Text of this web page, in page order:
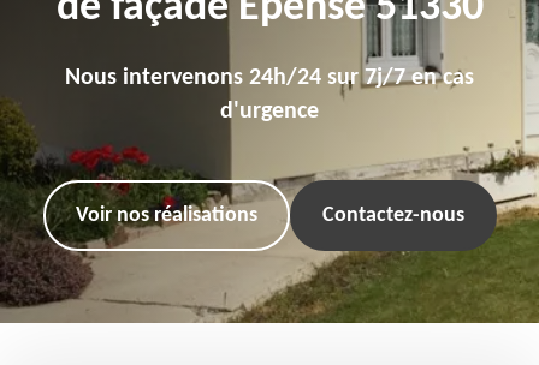
Nous intervenons 24h/24 sur 7j/7 en cas
d'urgence
Voir nos réalisations Contactez-nous